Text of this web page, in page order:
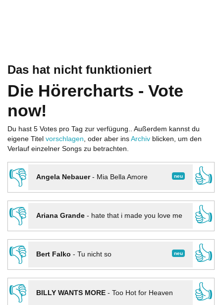
Das hat nicht funktioniert
Die Hörercharts - Vote
now!
Du hast 5 Votes pro Tag zur verfügung.. Außerdem kannst du
eigene Titel vorschlagen, oder aber ins Archiv blicken, um den
Verlauf einzelner Songs zu betrachten.
👎 neu
Angela Nebauer- Mia Bella Amore
👍
👎
Ariana Grande- hate that i made you love me
👍
👎
neu
Bert Falko - Tu nicht so
👍
👎
BILLY WANTS MORE- Too Hot for Heaven
👍